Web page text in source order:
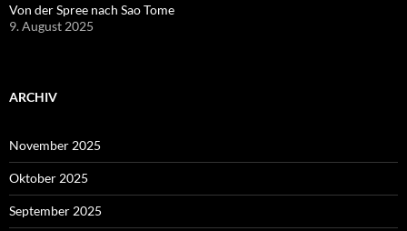
Von der Spree nach Sao Tome
9. August 2025
ARCHIV
November 2025
Oktober 2025
September 2025